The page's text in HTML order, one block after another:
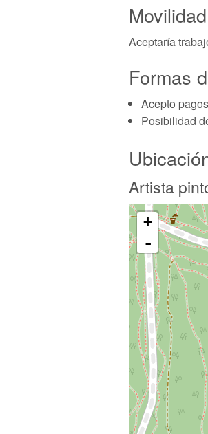
Movilidad
Aceptaría
Formas
Acepto
Posibilidad
Artista
+
-